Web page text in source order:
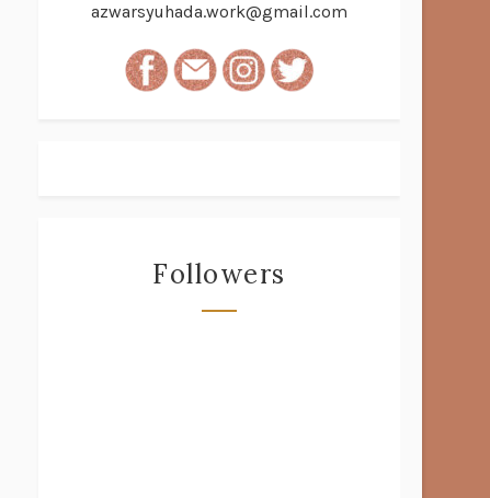
azwarsyuhada.work@gmail.com
Followers